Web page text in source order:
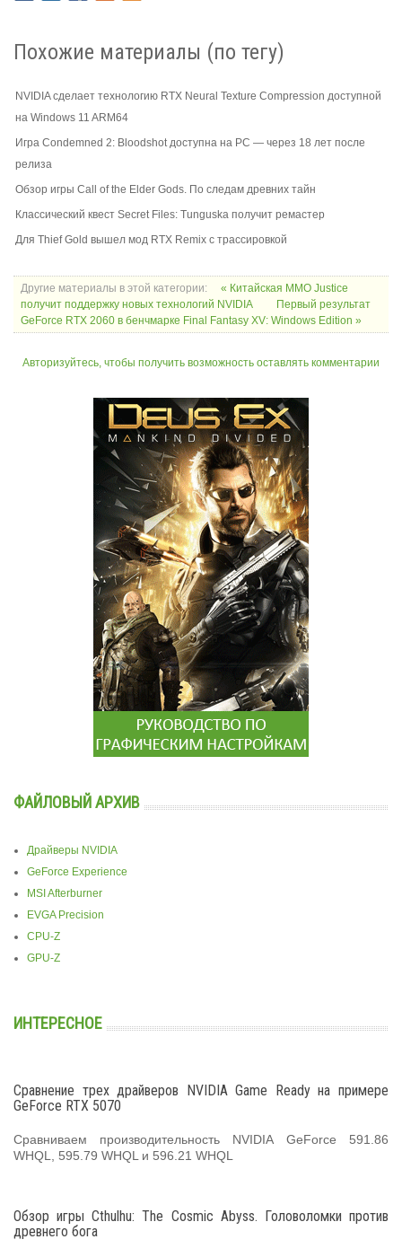
Похожие материалы (по тегу)
NVIDIA сделает технологию RTX Neural Texture Compression доступной
на Windows 11 ARM64
Игра Condemned 2: Bloodshot доступна на PC — через 18 лет после
релиза
Обзор игры Call of the Elder Gods. По следам древних тайн
Классический квест Secret Files: Tunguska получит ремастер
Для Thief Gold вышел мод RTX Remix с трассировкой
Другие материалы в этой категории:
« Китайская MMO Justice
получит поддержку новых технологий NVIDIA
Первый результат
GeForce RTX 2060 в бенчмарке Final Fantasy XV: Windows Edition »
Авторизуйтесь, чтобы получить возможность оставлять комментарии
ФАЙЛОВЫЙ АРХИВ
Драйверы NVIDIA
GeForce Experience
MSI Afterburner
EVGA Precision
CPU-Z
GPU-Z
ИНТЕРЕСНОЕ
Сравнение трех драйверов NVIDIA Game Ready на примере
GeForce RTX 5070
Сравниваем производительность NVIDIA GeForce 591.86
WHQL, 595.79 WHQL и 596.21 WHQL
Обзор игры Cthulhu: The Cosmic Abyss. Головоломки против
древнего бога